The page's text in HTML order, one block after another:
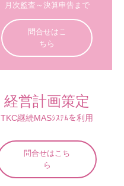
月次監査～決算申告まで
問合せはこ
ちら
経営計画策定
TKC継続MASｼｽﾃﾑを利用
問合せはこち
ら